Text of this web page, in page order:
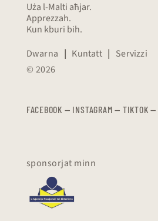
Uża l-Malti aħjar.
Apprezzah.
Kun kburi bih.
Dwarna | Kuntatt | Servizzi
© 2026
FACEBOOK — INSTAGRAM — TIKTOK —
sponsorjat minn